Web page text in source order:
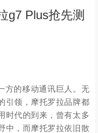
g7 Plus抢先测
方的移动通讯巨人。无
引领，摩托罗拉品牌都
时代的到来，曾有太多
中，而摩托罗拉依旧散